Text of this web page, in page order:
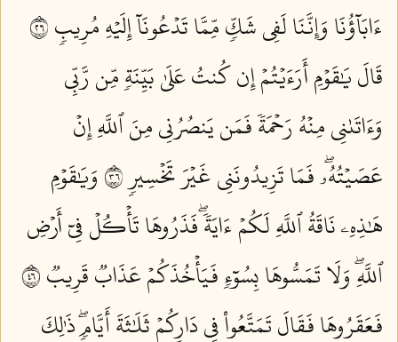
ءَابَآؤُنَا وَإِنَّنَا لَفِي شَكّٖ مِّمَّا تَدۡعُونَآ إِلَيۡهِ مُرِيبٖ ٦٢
قَالَ يَٰقَوۡمِ أَرَءَيۡتُمۡ إِن كُنتُ عَلَىٰ بَيِّنَةٖ مِّن رَّبِّي
وَءَاتَىٰنِي مِنۡهُ رَحۡمَةٗ فَمَن يَنصُرُنِي مِنَ ٱللَّهِ إِنۡ
عَصَيۡتُهُۥۖ فَمَا تَزِيدُونَنِي غَيۡرَ تَخۡسِيرٖ ٦٣
وَيَٰقَوۡمِ
هَٰذِهِۦ نَاقَةُ ٱللَّهِ لَكُمۡ ءَايَةٗۖ فَذَرُوهَا تَأۡكُلۡ فِيٓ أَرۡضِ
ٱللَّهِۖ وَلَا تَمَسُّوهَا بِسُوٓءٖ فَيَأۡخُذَكُمۡ عَذَابٞ قَرِيبٞ ٦٤
فَعَقَرُوهَا فَقَالَ تَمَتَّعُواْ فِي دَارِكُمۡ ثَلَٰثَةَ أَيَّامٖۖ ذَٰلِكَ